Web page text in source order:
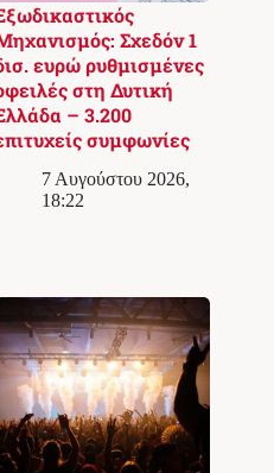
Σχεδόν 1
ευρώ ρυθμισμένες
στη Δυτική
– 3.200
συμφωνίες
7 Αυγούστου 2026,
18:22